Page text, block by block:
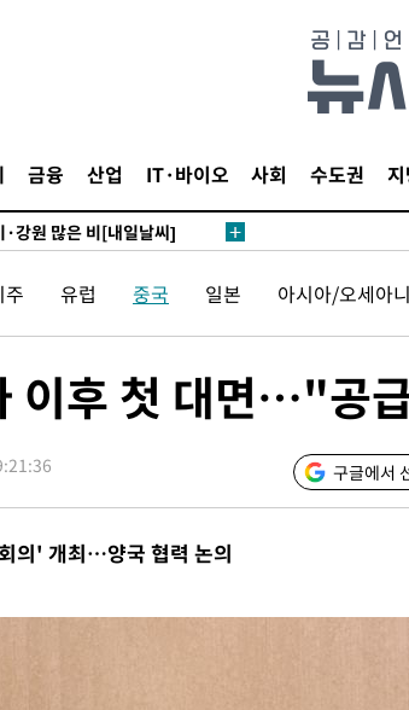
금융 산업 IT·바이오 사회 수도권
고방식 매달리지 말고 과감히
북쪽 인바운드·남쪽 아웃바
관할 4개 면 특별재난지역 선
강원 많은 비[내일날씨]
바이잔 투란VC 입단
…한국 축구 '5승 2무'
린 6258.77에 마쳐
년 이후 첫 40도
해 前교정본부장 기소
분에 수사 재개"
밭' 된 축구협회
…80명 식사 대접까지(종합)
하고 그 전 2개월 10.3만개
개 줄어…실업률은 4.1%로
주 유럽 중국 일본 아시아/오세아
이후 첫 대면…"공
구글에서
의' 개최…양국 협력 논의